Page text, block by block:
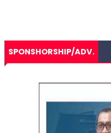
SPONSHORSHIP/ADV.